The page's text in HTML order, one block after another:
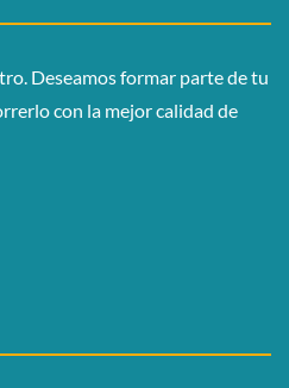
Deseamos formar parte de tu
con la mejor calidad de